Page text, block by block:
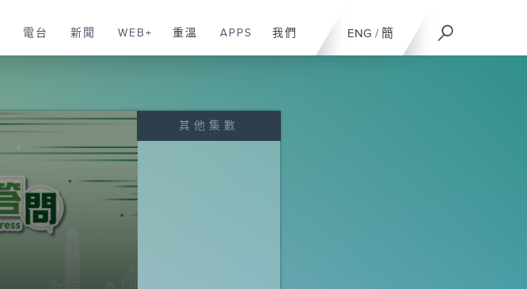
ENG / 簡
電台 新聞 WEB+ 重溫 APPS 我們
其他集數